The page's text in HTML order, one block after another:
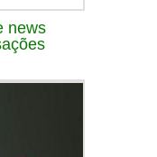
news